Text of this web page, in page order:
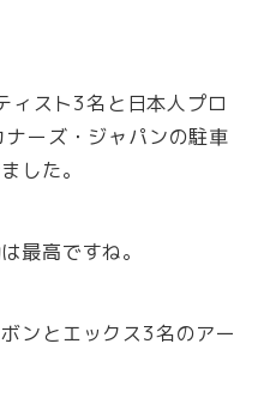
スト3名と日本人プロ
ーズ・ジャパンの駐車
した。
最高ですね。
ンとエックス3名のアー